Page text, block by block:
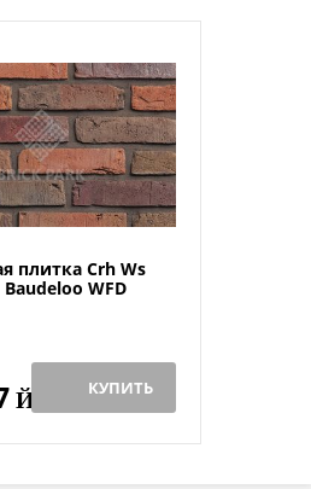
плитка Crh Ws
WFD
Й КУПИТЬ